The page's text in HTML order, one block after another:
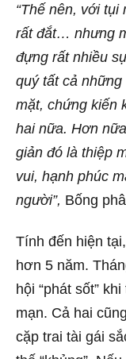
“Thế nên, với
rất đắt… nhưng
đựng rất nhiều
quý tất cả
mặt, chứng kiến
hai nữa. Hơn
giản đó là thiệp
vui, hạnh phúc
người”, Bống
Tính đến hiện
hơn 5 năm.
hội “phát sốt”
mạn. Cả hai
cặp trai tài gái